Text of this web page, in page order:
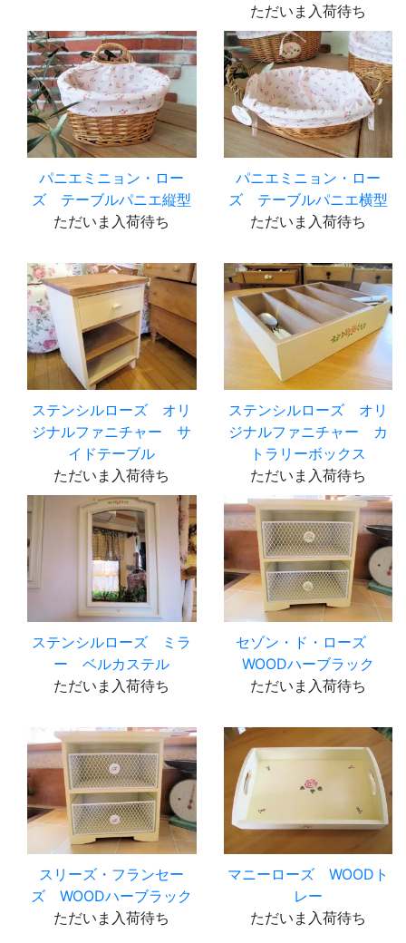
ただいま入荷待ち
パニエミニョン・ロー
ズ テーブルパニエ縦型
ただいま入荷待ち
パニエミニョン・ロー
ズ テーブルパニエ横型
ただいま入荷待ち
ステンシルローズ オリ
ジナルファニチャー サ
イドテーブル
ただいま入荷待ち
ステンシルローズ オリ
ジナルファニチャー カ
トラリーボックス
ただいま入荷待ち
ステンシルローズ ミラ
ー ベルカステル
ただいま入荷待ち
セゾン・ド・ローズ
WOODハーブラック
ただいま入荷待ち
スリーズ・フランセー
ズ WOODハーブラック
ただいま入荷待ち
マニーローズ WOODト
レー
ただいま入荷待ち